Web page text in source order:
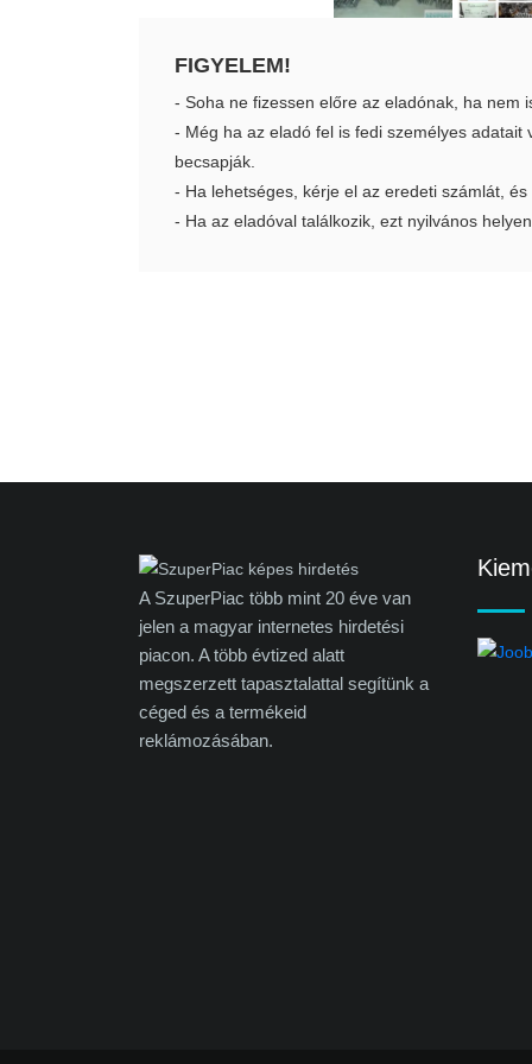
FIGYELEM!
- Soha ne fizessen előre az eladónak, ha nem
- Még ha az eladó fel is fedi személyes
becsapják.
- Ha lehetséges, kérje el az eredeti számlát,
- Ha az eladóval találkozik, ezt nyilvános
A SzuperPiac több mint 20 éve van
jelen a magyar internetes hirdetési
piacon. A több évtized alatt
megszerzett tapasztalattal segítünk a
céged és a termékeid
reklámozásában.